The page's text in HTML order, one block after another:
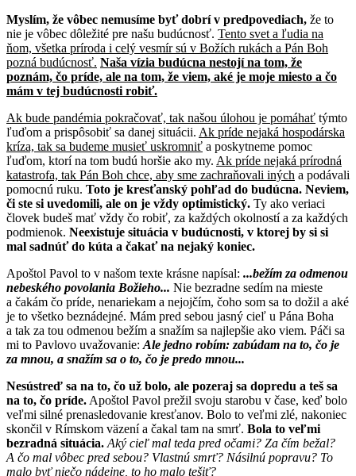
Myslím, že vôbec nemusíme byť dobrí v predpovediach, že to
nie je vôbec dôležité pre našu budúcnosť. Tento svet a ľudia na
ňom, všetka príroda i celý vesmír sú v Božích rukách a Pán Boh
pozná budúcnosť. Naša vízia budúcna nestojí na tom, že
poznám, čo príde, ale na tom, že viem, aké je moje miesto a čo
mám v tej budúcnosti robiť.
Ak bude pandémia pokračovať, tak našou úlohou je pomáhať týmto
ľuďom a prispôsobiť sa danej situácii. Ak príde nejaká hospodárska
kríza, tak sa budeme musieť uskromniť a poskytneme pomoc
ľuďom, ktorí na tom budú horšie ako my. Ak príde nejaká prírodná
katastrofa, tak Pán Boh chce, aby sme zachraňovali iných a podávali
pomocnú ruku. Toto je kresťanský pohľad do budúcna. Neviem,
či ste si uvedomili, ale on je vždy optimistický. Ty ako veriaci
človek budeš mať vždy čo robiť, za každých okolností a za každých
podmienok. Neexistuje situácia v budúcnosti, v ktorej by si si
mal sadnúť do kúta a čakať na nejaký koniec.
Apoštol Pavol to v našom texte krásne napísal: ...bežím za odmenou
nebeského povolania Božieho... Nie bezradne sedím na mieste
a čakám čo príde, nenariekam a nejojčím, čoho som sa to dožil a aké
je to všetko beznádejné. Mám pred sebou jasný cieľ u Pána Boha
a tak za tou odmenou bežím a snažím sa najlepšie ako viem. Páči sa
mi to Pavlovo uvažovanie: Ale jedno robím: zabúdam na to, čo je
za mnou, a snažím sa o to, čo je predo mnou...
Nesústreď sa na to, čo už bolo, ale pozeraj sa dopredu a teš sa
na to, čo príde. Apoštol Pavol prežil svoju starobu v čase, keď bolo
veľmi silné prenasledovanie kresťanov. Bolo to veľmi zlé, nakoniec
skončil v Rímskom väzení a čakal tam na smrť. Bola to veľmi
bezradná situácia. Aký cieľ mal teda pred očami? Za čím bežal?
A čo mal vôbec pred sebou? Vlastnú smrť? Násilnú popravu? To
malo byť niečo nádejne, to ho malo tešiť?